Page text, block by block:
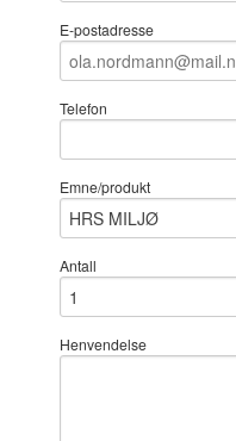
E-postadresse
Telefon
Emne/produkt
Antall
Henvendelse